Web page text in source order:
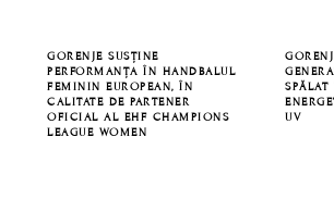
GORENJE SUSȚINE
PERFORMANȚA ÎN HANDBALUL
FEMININ EUROPEAN, ÎN
CALITATE DE PARTENER
OFICIAL AL EHF CHAMPIONS
LEAGUE WOMEN
UV